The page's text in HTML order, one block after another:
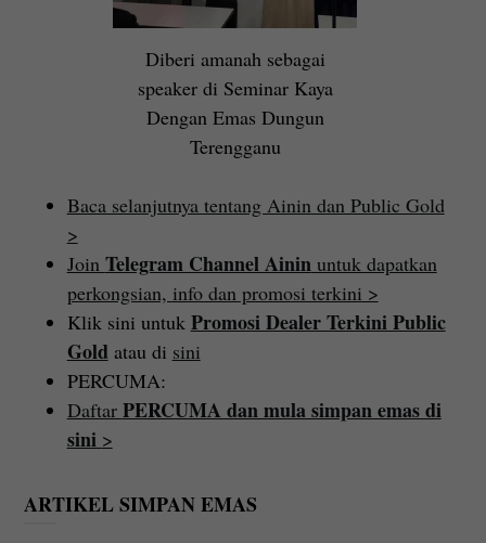
Diberi amanah sebagai
speaker di Seminar Kaya
Dengan Emas Dungun
Terengganu
Baca selanjutnya tentang Ainin dan Public Gold
>
Join Telegram Channel Ainin untuk dapatkan
perkongsian, info dan promosi terkini >
Klik sini untuk Promosi Dealer Terkini Public
Gold atau di sini
PERCUMA:
Daftar PERCUMA dan mula simpan emas di
sini >
ARTIKEL SIMPAN EMAS